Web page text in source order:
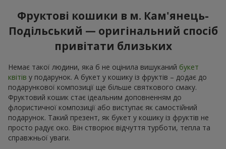
Фруктові кошики в м. Кам'янець-
Подільський — оригінальний спосіб
привітати близьких
Немає такої людини, яка б не оцінила вишуканий букет
квітів у подарунок. А букет у кошику із фруктів – додає до
подарункової композиції ще більше святкового смаку.
Фруктовий кошик стає ідеальним доповненням до
флористичної композиції або виступає як самостійний
подарунок. Такий презент, як букет у кошику із фруктів не
просто радує око. Він створює відчуття турботи, тепла та
справжньої уваги.